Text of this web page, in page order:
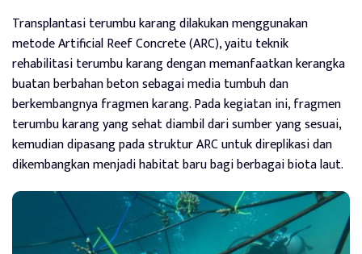
Transplantasi terumbu karang dilakukan menggunakan
metode Artificial Reef Concrete (ARC), yaitu teknik
rehabilitasi terumbu karang dengan memanfaatkan kerangka
buatan berbahan beton sebagai media tumbuh dan
berkembangnya fragmen karang. Pada kegiatan ini, fragmen
terumbu karang yang sehat diambil dari sumber yang sesuai,
kemudian dipasang pada struktur ARC untuk direplikasi dan
dikembangkan menjadi habitat baru bagi berbagai biota laut.